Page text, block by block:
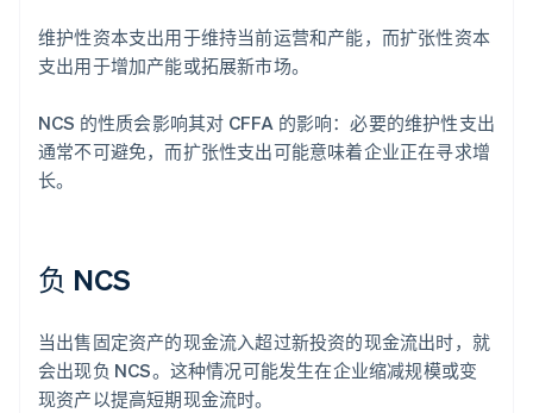
维护性资本支出用于维持当前运营和产能，而扩张性资本
支出用于增加产能或拓展新市场。
NCS 的性质会影响其对 CFFA 的影响：必要的维护性支出
通常不可避免，而扩张性支出可能意味着企业正在寻求增
长。
负 NCS
当出售固定资产的现金流入超过新投资的现金流出时，就
会出现负 NCS。这种情况可能发生在企业缩减规模或变
现资产以提高短期现金流时。